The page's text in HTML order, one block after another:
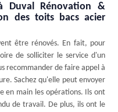
Duval Rénovation &
des toits bacs acier
être rénovés. En fait, pour
de solliciter le service d'un
recommander de faire appel à
Sachez qu'elle peut envoyer
en main les opérations. Ils ont
de travail. De plus, ils ont le